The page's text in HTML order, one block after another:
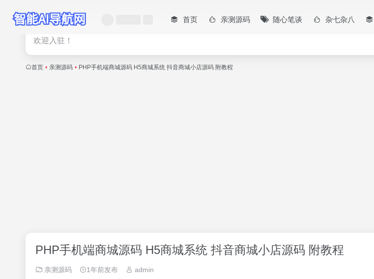
首页 亲测源码 随心笔谈 杂七杂八
热门
欢迎入驻！
首页 • 亲测源码 • PHP手机端商城源码 H5商城系统 抖音商城小店源码 附教程
PHP手机端商城源码 H5商城系统 抖音商城小店源码 附教程
亲测源码 1年前发布 admin